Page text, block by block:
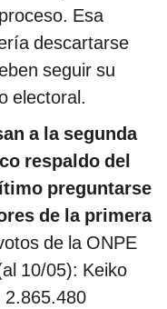
Esa
descartarse
seguir su
electoral.
a la segunda
respaldo del
preguntarse
de la primera
de la ONPE
10/05): Keiko
2.865.480